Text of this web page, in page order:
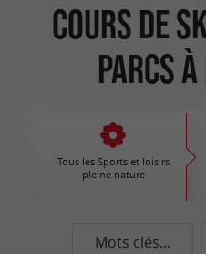
Cours de
parcs
Tous les Sports et loisirs
pleine nature
Mots clés...